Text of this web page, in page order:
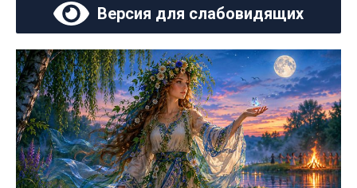
Версия для слабовидящих